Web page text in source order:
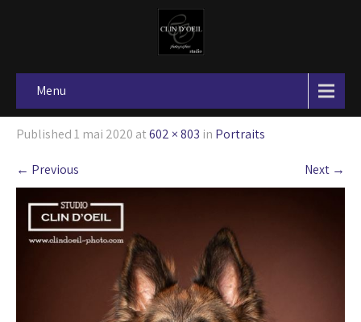
Menu
Published1 mai 2020 at602 × 803 in Portraits
← Previous Next →